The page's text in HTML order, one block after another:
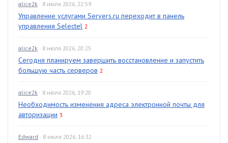
alice2k · 8 июля 2026, 22:59
Управление услугами Servers.ru переходит в панель
управления Selectel 2
alice2k · 8 июля 2026, 20:25
Сегодня планируем завершить восстановление и запустить
большую часть серверов 2
alice2k · 8 июля 2026, 19:20
Необходимость изменения адреса электронной почты для
авторизации 3
Edward · 8 июля 2026, 16:32